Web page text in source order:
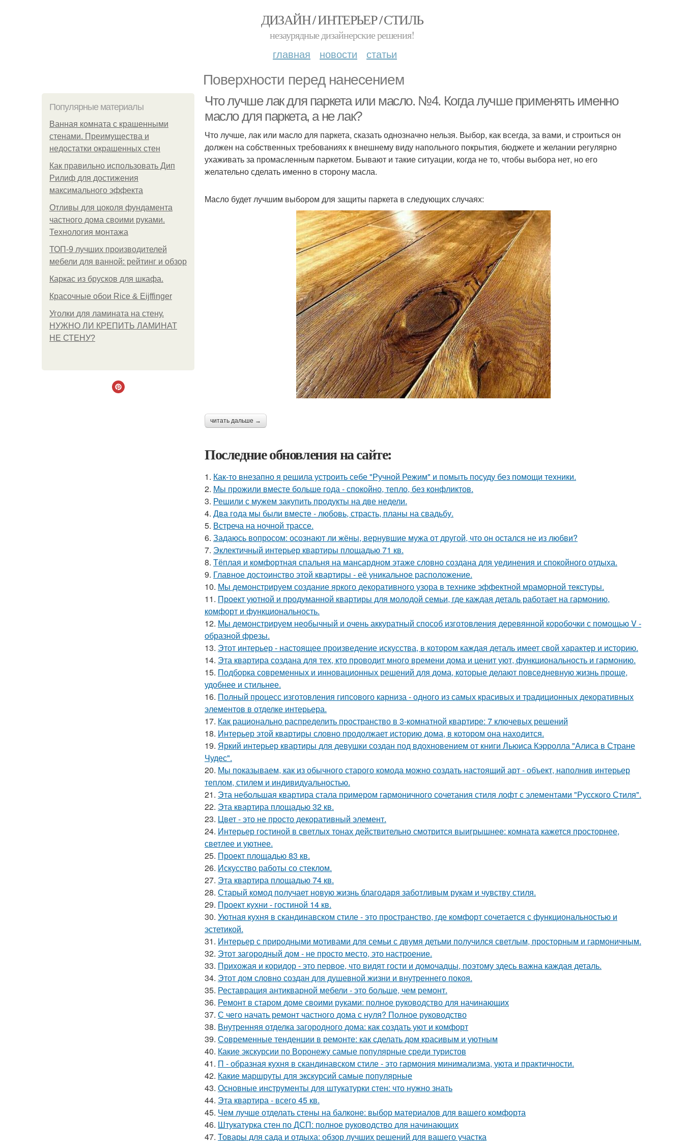
ДИЗАЙН / ИНТЕРЬЕР / СТИЛЬ
незаурядные дизайнерские решения!
главная новости статьи
Поверхности перед нанесением
Популярные материалы
Ванная комната с крашенными
стенами. Преимущества и
недостатки окрашенных стен
Как правильно использовать Дип
Рилиф для достижения
максимального эффекта
Отливы для цоколя фундамента
частного дома своими руками.
Технология монтажа
ТОП-9 лучших производителей
мебели для ванной: рейтинг и обзор
Каркас из брусков для шкафа.
Красочные обои Rice & Eijffinger
Уголки для ламината на стену.
НУЖНО ЛИ КРЕПИТЬ ЛАМИНАТ
НЕ СТЕНУ?
Что лучше лак для паркета или масло. №4. Когда лучше применять именно
масло для паркета, а не лак?
Что лучше, лак или масло для паркета, сказать однозначно нельзя. Выбор, как всегда, за вами, и строиться он
должен на собственных требованиях к внешнему виду напольного покрытия, бюджете и желании регулярно
ухаживать за промасленным паркетом. Бывают и такие ситуации, когда не то, чтобы выбора нет, но его
желательно сделать именно в сторону масла.
Масло будет лучшим выбором для защиты паркета в следующих случаях:
читать дальше →
Последние обновления на сайте:
1. Как-то внезапно я решила устроить себе "Ручной Режим" и помыть посуду без помощи техники.
2. Мы прожили вместе больше года - спокойно, тепло, без конфликтов.
3. Решили с мужем закупить продукты на две недели.
4. Два года мы были вместе - любовь, страсть, планы на свадьбу.
5. Встреча на ночной трассе.
6. Задаюсь вопросом: осознают ли жёны, вернувшие мужа от другой, что он остался не из любви?
7. Эклектичный интерьер квартиры площадью 71 кв.
8. Тёплая и комфортная спальня на мансардном этаже словно создана для уединения и спокойного отдыха.
9. Главное достоинство этой квартиры - её уникальное расположение.
10. Мы демонстрируем создание яркого декоративного узора в технике эффектной мраморной текстуры.
11. Проект уютной и продуманной квартиры для молодой семьи, где каждая деталь работает на гармонию,
комфорт и функциональность.
12. Мы демонстрируем необычный и очень аккуратный способ изготовления деревянной коробочки с помощью V -
образной фрезы.
13. Этот интерьер - настоящее произведение искусства, в котором каждая деталь имеет свой характер и историю.
14. Эта квартира создана для тех, кто проводит много времени дома и ценит уют, функциональность и гармонию.
15. Подборка современных и инновационных решений для дома, которые делают повседневную жизнь проще,
удобнее и стильнее.
16. Полный процесс изготовления гипсового карниза - одного из самых красивых и традиционных декоративных
элементов в отделке интерьера.
17. Как рационально распределить пространство в 3-комнатной квартире: 7 ключевых решений
18. Интерьер этой квартиры словно продолжает историю дома, в котором она находится.
19. Яркий интерьер квартиры для девушки создан под вдохновением от книги Льюиса Кэрролла "Алиса в Стране
Чудес".
20. Мы показываем, как из обычного старого комода можно создать настоящий арт - объект, наполнив интерьер
теплом, стилем и индивидуальностью.
21. Эта небольшая квартира стала примером гармоничного сочетания стиля лофт с элементами "Русского Стиля".
22. Эта квартира площадью 32 кв.
23. Цвет - это не просто декоративный элемент.
24. Интерьер гостиной в светлых тонах действительно смотрится выигрышнее: комната кажется просторнее,
светлее и уютнее.
25. Проект площадью 83 кв.
26. Искусство работы со стеклом.
27. Эта квартира площадью 74 кв.
28. Старый комод получает новую жизнь благодаря заботливым рукам и чувству стиля.
29. Проект кухни - гостиной 14 кв.
30. Уютная кухня в скандинавском стиле - это пространство, где комфорт сочетается с функциональностью и
эстетикой.
31. Интерьер с природными мотивами для семьи с двумя детьми получился светлым, просторным и гармоничным.
32. Этот загородный дом - не просто место, это настроение.
33. Прихожая и коридор - это первое, что видят гости и домочадцы, поэтому здесь важна каждая деталь.
34. Этот дом словно создан для душевной жизни и внутреннего покоя.
35. Реставрация антикварной мебели - это больше, чем ремонт.
36. Ремонт в старом доме своими руками: полное руководство для начинающих
37. С чего начать ремонт частного дома с нуля? Полное руководство
38. Внутренняя отделка загородного дома: как создать уют и комфорт
39. Современные тенденции в ремонте: как сделать дом красивым и уютным
40. Какие экскурсии по Воронежу самые популярные среди туристов
41. П - образная кухня в скандинавском стиле - это гармония минимализма, уюта и практичности.
42. Какие маршруты для экскурсий самые популярные
43. Основные инструменты для штукатурки стен: что нужно знать
44. Эта квартира - всего 45 кв.
45. Чем лучше отделать стены на балконе: выбор материалов для вашего комфорта
46. Штукатурка стен по ДСП: полное руководство для начинающих
47. Товары для сада и отдыха: обзор лучших решений для вашего участка